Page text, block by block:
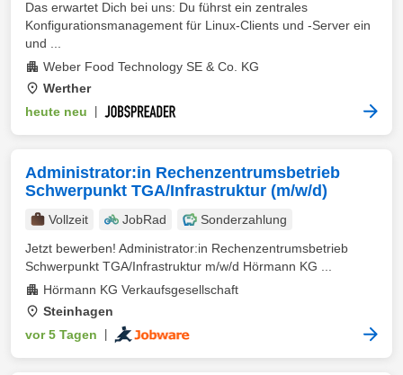
Das erwartet Dich bei uns: Du führst ein zentrales
Konfigurationsmanagement für Linux‑Clients und ‑Server ein
und ...
Weber Food Technology SE & Co. KG
Werther
heute neu
Administrator:in Rechenzentrumsbetrieb
Schwerpunkt TGA/Infrastruktur (m/w/d)
Vollzeit JobRad
Sonderzahlung
Jetzt bewerben! Administrator:in Rechenzentrumsbetrieb
Schwerpunkt TGA/Infrastruktur m/w/d Hörmann KG ...
Hörmann KG Verkaufsgesellschaft
Steinhagen
vor 5 Tagen